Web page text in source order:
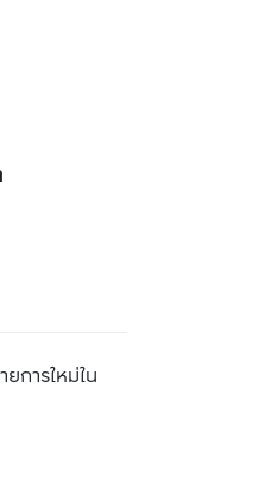
การใหม่ใน